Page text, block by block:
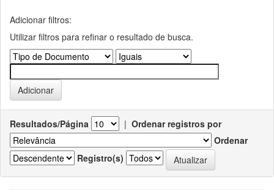
Adicionar filtros:
Utilizar filtros para refinar o resultado de busca.
Resultados/Página | Ordenar registros por
Ordenar
Registro(s)